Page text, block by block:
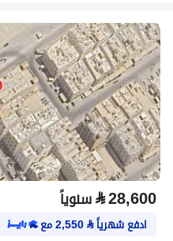
⃁28,600 سنوياً
ادفع شهرياً⃁
2,550مع